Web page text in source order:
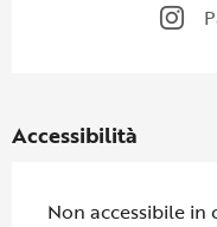
Accessibilità
Non accessibile in